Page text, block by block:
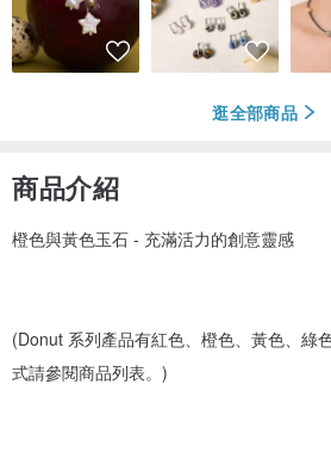
逛全部商品
商品介紹
橙色與黃色玉石 - 充滿活力的創意靈感
(Donut 系列產品有紅色、橙色、黃色、綠
式請參閱商品列表。)